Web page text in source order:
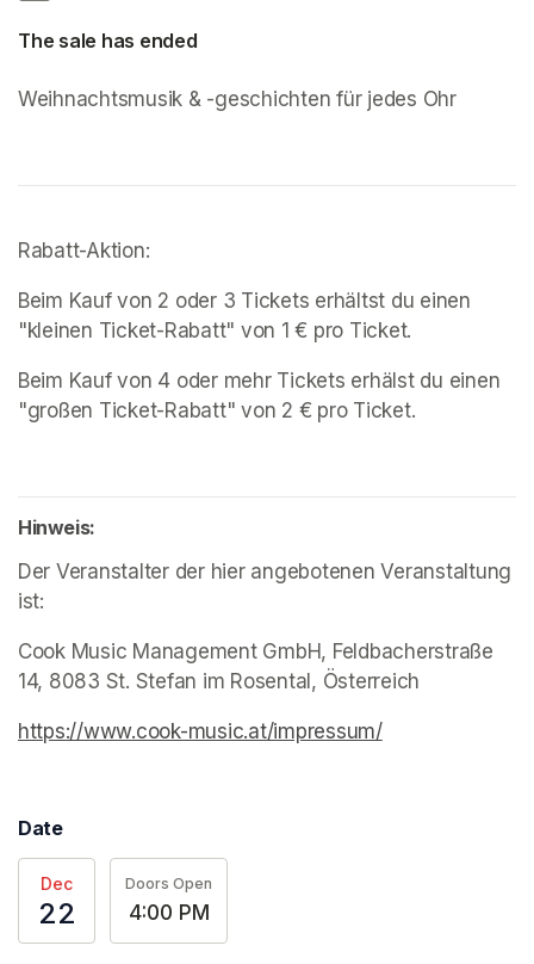
The sale has ended
Weihnachtsmusik & -geschichten für jedes Ohr
Rabatt-Aktion:
Beim Kauf von 2 oder 3 Tickets erhältst du einen
"kleinen Ticket-Rabatt" von 1 € pro Ticket.
Beim Kauf von 4 oder mehr Tickets erhälst du einen
"großen Ticket-Rabatt" von 2 € pro Ticket.
Hinweis:
Der Veranstalter der hier angebotenen Veranstaltung
ist:
Cook Music Management GmbH, Feldbacherstraße
14, 8083 St. Stefan im Rosental, Österreich
https://www.cook-music.at/impressum/(opens in a
Date
Dec
22
Doors Open
4:00 PM